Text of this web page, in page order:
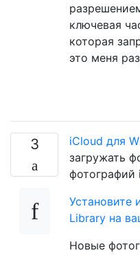
ключевая
которая
это меня
3 iCloud для
загружать
фотографий
Установите
Library на
Новые